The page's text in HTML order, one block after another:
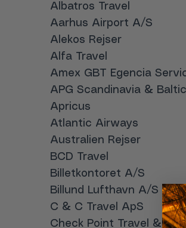
Albatros Travel
Aarhus Airport A/S
Alekos Rejser
Alfa Travel
Amex GBT Egencia
APG Scandinavia &
Apricus
Atlantic Airways
Australien Rejser
BCD Travel
Billetkontoret A/S
Billund Lufthavn A/S
C & C Travel ApS
Check Point Travel &